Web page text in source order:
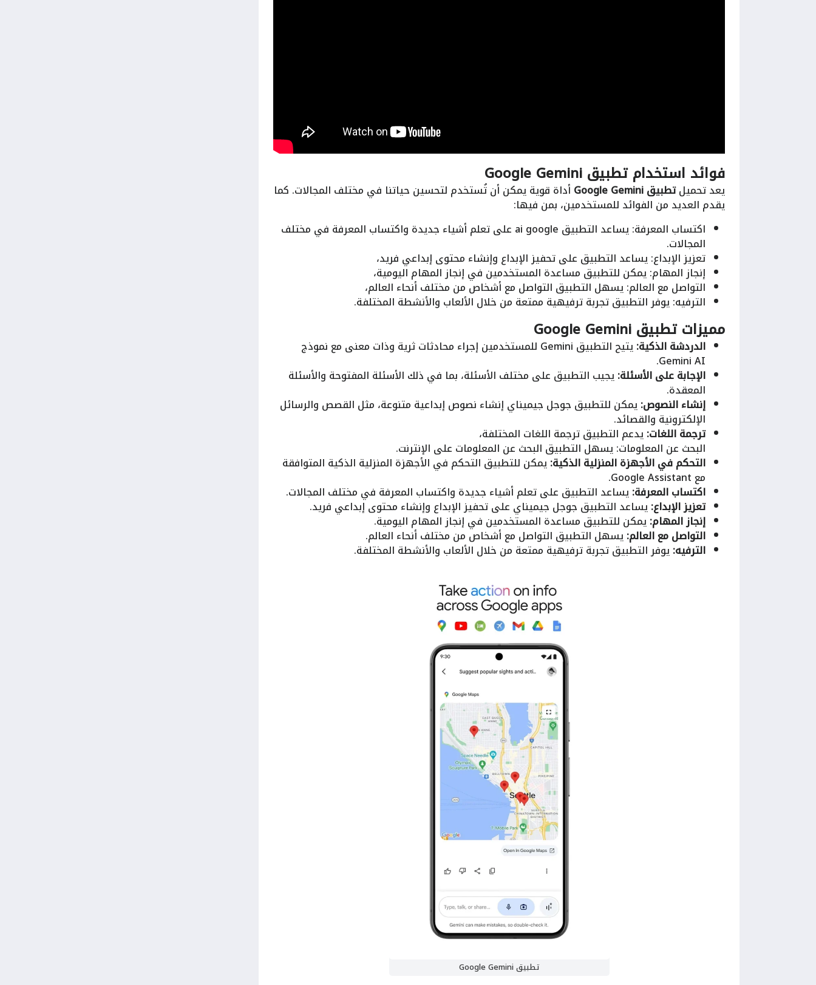
فوائد استخدامتطبيق Google Gemini
يعد تحميلتطبيق Google Gemini أداة قوية يمكن أن تُستخدم لتحسين حياتنا في مختلف المجالات. كما
يقدم العديد من الفوائد للمستخدمين، بمن فيها:
اكتساب المعرفة: يساعد التطبيق ai google على تعلم أشياء جديدة واكتساب المعرفة في مختلف
المجالات.
تعزيز الإبداع: يساعد التطبيق على تحفيز الإبداع وإنشاء محتوى إبداعي فريد،
إنجاز المهام: يمكن للتطبيق مساعدة المستخدمين في إنجاز المهام اليومية،
التواصل مع العالم: يسهل التطبيق التواصل مع أشخاص من مختلف أنحاء العالم،
الترفيه: يوفر التطبيق تجربة ترفيهية ممتعة من خلال الألعاب والأنشطة المختلفة.
مميزاتتطبيق Google Gemini
الدردشة الذكية: يتيح التطبيق Gemini للمستخدمين إجراء محادثات ثرية وذات معنى مع نموذج
Gemini AI.
الإجابة على الأسئلة:يجيب التطبيق على مختلف الأسئلة، بما في ذلك الأسئلة المفتوحة والأسئلة
المعقدة.
إنشاء النصوص:يمكن للتطبيق جوجل جيميناي إنشاء نصوص إبداعية متنوعة، مثل القصص والرسائل
الإلكترونية والقصائد.
ترجمة اللغات:يدعم التطبيق ترجمة اللغات المختلفة،
البحث عن المعلومات: يسهل التطبيق البحث عن المعلومات على الإنترنت.
التحكم في الأجهزة المنزلية الذكية:يمكن للتطبيق التحكم في الأجهزة المنزلية الذكية المتوافقة
مع Google Assistant.
اكتساب المعرفة:يساعد التطبيق على تعلم أشياء جديدة واكتساب المعرفة في مختلف المجالات.
تعزيز الإبداع:يساعد التطبيق جوجل جيميناي على تحفيز الإبداع وإنشاء محتوى إبداعي فريد.
إنجاز المهام:يمكن للتطبيق مساعدة المستخدمين في إنجاز المهام اليومية.
التواصل مع العالم:يسهل التطبيق التواصل مع أشخاص من مختلف أنحاء العالم.
الترفيه:يوفر التطبيق تجربة ترفيهية ممتعة من خلال الألعاب والأنشطة المختلفة.
تطبيق Google Gemini